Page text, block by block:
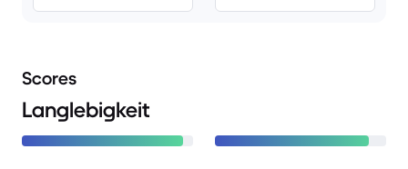
Scores
Langlebigkeit